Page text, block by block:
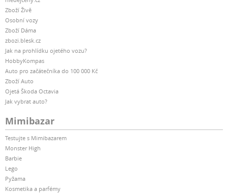
Zboží Živě
Osobní vozy
Zboží Dáma
zbozi.blesk.cz
Jak na prohlídku ojetého vozu?
HobbyKompas
Auto pro začátečníka do 100 000 Kč
Zboží Auto
Ojetá Škoda Octavia
Jak vybrat auto?
Mimibazar
Testujte s Mimibazarem
Monster High
Barbie
Lego
Pyžama
Kosmetika a parfémy